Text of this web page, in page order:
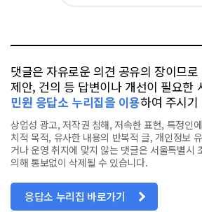
댓글은 자유로운 의견 공유의 장이므
제안, 건의 등 답변이나 개선이 필요한
민원 응답소 누리집을 이용하여 주시기
상업성 광고, 저작권 침해, 저속한 표현, 특정인
치적 목적, 유사한 내용의 반복적 글, 개인정보
거나 운영 취지에 맞지 않는 댓글은 서울특별시
의해 통보없이 삭제될 수 있습니다.
응답소 누리집 바로가기